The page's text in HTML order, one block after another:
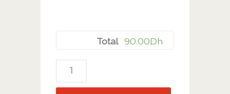
Total 90.00Dh